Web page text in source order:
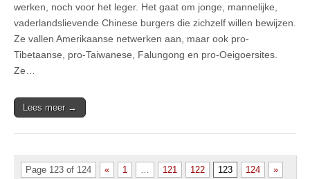
werken, noch voor het leger. Het gaat om jonge, mannelijke,
vaderlandslievende Chinese burgers die zichzelf willen bewijzen.
Ze vallen Amerikaanse netwerken aan, maar ook pro-
Tibetaanse, pro-Taiwanese, Falungong en pro-Oeigoersites.
Ze…
Lees meer →
Page 123 of 124 « 1 121 122 123 124 »